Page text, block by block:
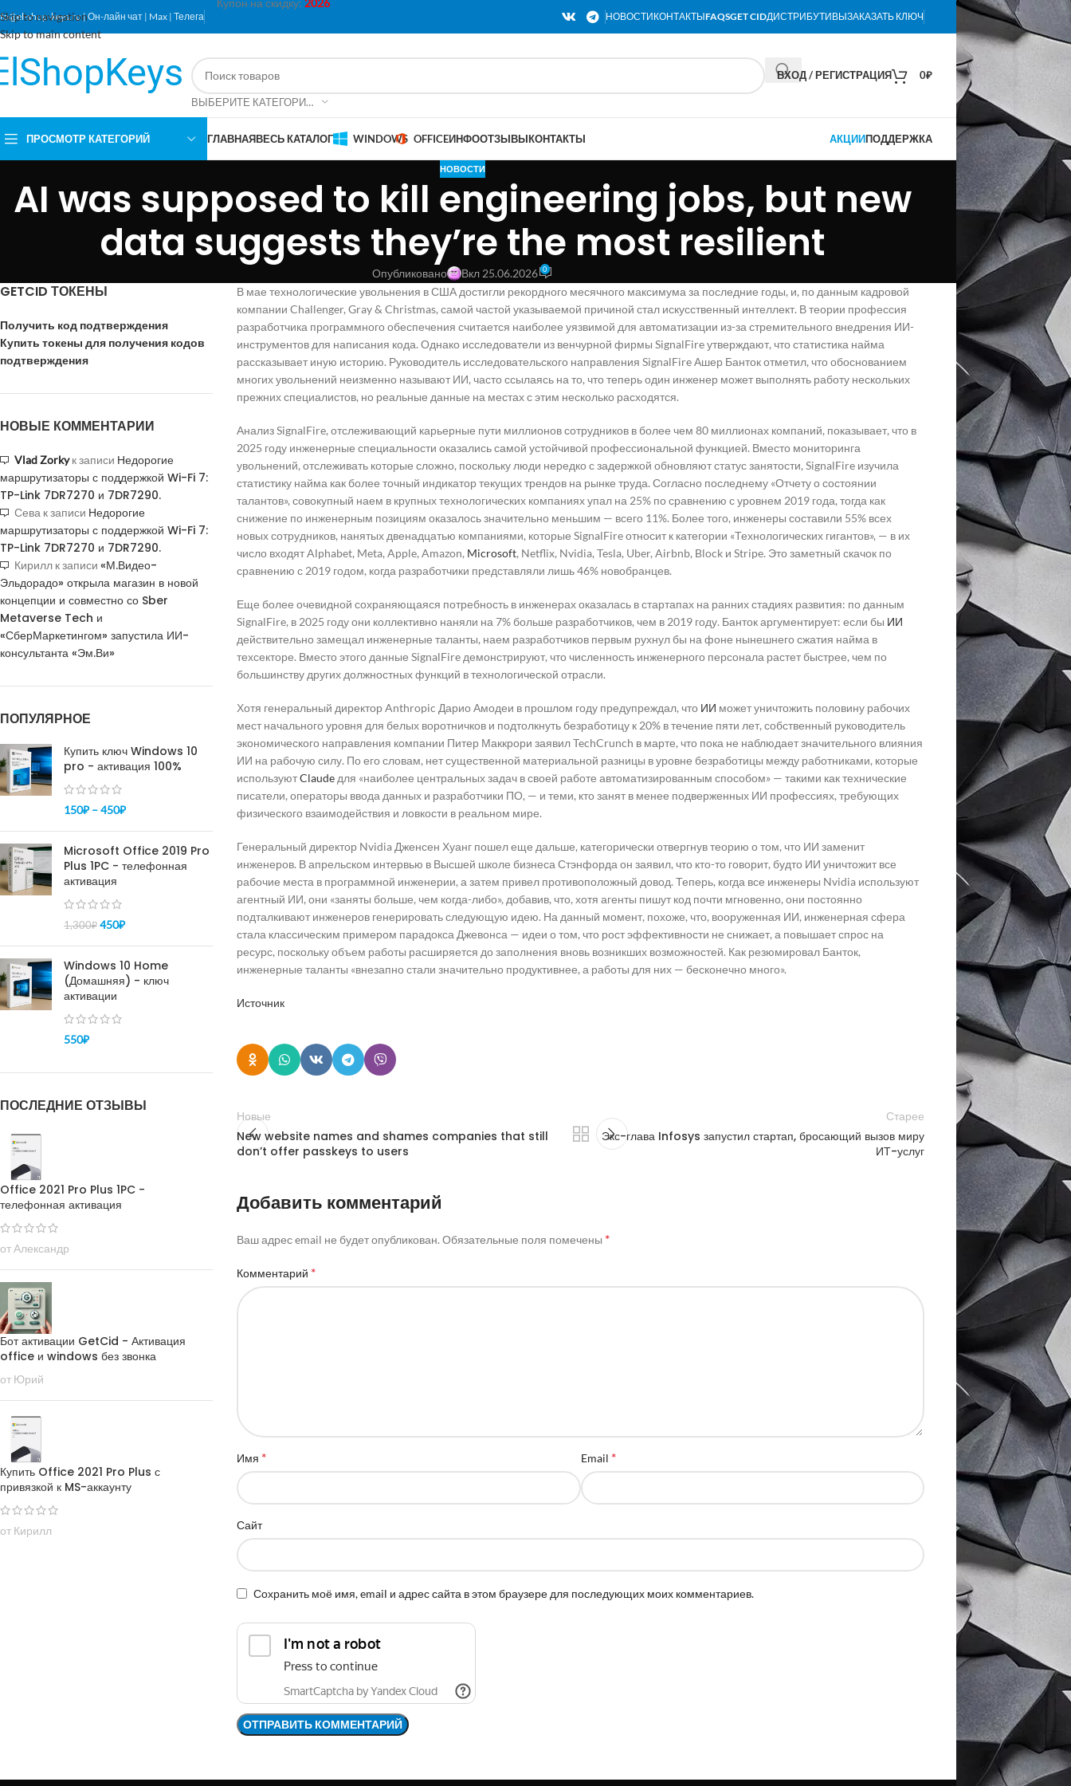
Skip to navigation
Skip to main content
shop-keys.ru|Он-лайн чат | Max | Телега НОВОСТИКОНТАКТЫFAQSGET CIDДИСТРИБУТИВЫЗАКАЗАТЬ КЛЮЧ
ВЫБЕРИТЕ КАТЕГОРИЮ
ВХОД / РЕГИСТРАЦИЯ 0₽
ПРОСМОТР КАТЕГОРИЙ ГЛАВНАЯВЕСЬ КАТАЛОГ WINDOWS OFFICEИНФООТЗЫВЫКОНТАКТЫ АКЦИИПОДДЕРЖКА
НОВОСТИ
AI was supposed to kill engineering jobs, but new
data suggests they’re the most resilient
Опубликовано Вкл 25.06.2026 0
GETCID ТОКЕНЫ
Получить код подтверждения
Купить токены для получения кодов
подтверждения
НОВЫЕ КОММЕНТАРИИ
Vlad Zorkyк записи Недорогие
маршрутизаторы с поддержкой Wi-Fi 7:
TP-Link 7DR7270 и 7DR7290.
Сева к записи Недорогие
маршрутизаторы с поддержкой Wi-Fi 7:
TP-Link 7DR7270 и 7DR7290.
Кирилл к записи «М.Видео-
Эльдорадо» открыла магазин в новой
концепции и совместно со Sber
Metaverse Tech и
«СберМаркетингом» запустила ИИ-
консультанта «Эм.Ви»
ПОПУЛЯРНОЕ
Купить ключ Windows 10
pro - активация 100%
150₽ –450₽
Microsoft Office 2019 Pro
Plus 1PC - телефонная
активация
1,300₽ 450₽
Windows 10 Home
(Домашняя) - ключ
активации
550₽
ПОСЛЕДНИЕ ОТЗЫВЫ
Office 2021 Pro Plus 1PC -
телефонная активация
от Александр
Бот активации GetCid - Активация
office и windows без звонка
от Юрий
Купить Office 2021 Pro Plus с
привязкой к MS-аккаунту
от Кирилл
В мае технологические увольнения в США достигли рекордного месячного максимума за последние годы, и, по данным кадровой
компании Challenger, Gray & Christmas, самой частой указываемой причиной стал искусственный интеллект. В теории профессия
разработчика программного обеспечения считается наиболее уязвимой для автоматизации из-за стремительного внедрения ИИ-
инструментов для написания кода. Однако исследователи из венчурной фирмы SignalFire утверждают, что статистика найма
рассказывает иную историю. Руководитель исследовательского направления SignalFire Ашер Банток отметил, что обоснованием
многих увольнений неизменно называют ИИ, часто ссылаясь на то, что теперь один инженер может выполнять работу нескольких
прежних специалистов, но реальные данные на местах с этим несколько расходятся.
Анализ SignalFire, отслеживающий карьерные пути миллионов сотрудников в более чем 80 миллионах компаний, показывает, что в
2025 году инженерные специальности оказались самой устойчивой профессиональной функцией. Вместо мониторинга
увольнений, отслеживать которые сложно, поскольку люди нередко с задержкой обновляют статус занятости, SignalFire изучила
статистику найма как более точный индикатор текущих трендов на рынке труда. Согласно последнему «Отчету о состоянии
талантов», совокупный наем в крупных технологических компаниях упал на 25% по сравнению с уровнем 2019 года, тогда как
снижение по инженерным позициям оказалось значительно меньшим — всего 11%. Более того, инженеры составили 55% всех
новых сотрудников, нанятых двенадцатью компаниями, которые SignalFire относит к категории «Технологических гигантов», — в их
число входят Alphabet, Meta, Apple, Amazon, Microsoft, Netflix, Nvidia, Tesla, Uber, Airbnb, Block и Stripe. Это заметный скачок по
сравнению с 2019 годом, когда разработчики представляли лишь 46% новобранцев.
Еще более очевидной сохраняющаяся потребность в инженерах оказалась в стартапах на ранних стадиях развития: по данным
SignalFire, в 2025 году они коллективно наняли на 7% больше разработчиков, чем в 2019 году. Банток аргументирует: если бы ИИ
действительно замещал инженерные таланты, наем разработчиков первым рухнул бы на фоне нынешнего сжатия найма в
техсекторе. Вместо этого данные SignalFire демонстрируют, что численность инженерного персонала растет быстрее, чем по
большинству других должностных функций в технологической отрасли.
Хотя генеральный директор Anthropic Дарио Амодеи в прошлом году предупреждал, что ИИ может уничтожить половину рабочих
мест начального уровня для белых воротничков и подтолкнуть безработицу к 20% в течение пяти лет, собственный руководитель
экономического направления компании Питер Маккрори заявил TechCrunch в марте, что пока не наблюдает значительного влияния
ИИ на рабочую силу. По его словам, нет существенной материальной разницы в уровне безработицы между работниками, которые
используютClaude для «наиболее центральных задач в своей работе автоматизированным способом» — такими как технические
писатели, операторы ввода данных и разработчики ПО, — и теми, кто занят в менее подверженных ИИ профессиях, требующих
физического взаимодействия и ловкости в реальном мире.
Генеральный директор Nvidia Дженсен Хуанг пошел еще дальше, категорически отвергнув теорию о том, что ИИ заменит
инженеров. В апрельском интервью в Высшей школе бизнеса Стэнфорда он заявил, что кто-то говорит, будто ИИ уничтожит все
рабочие места в программной инженерии, а затем привел противоположный довод. Теперь, когда все инженеры Nvidia используют
агентный ИИ, они «заняты больше, чем когда-либо», добавив, что, хотя агенты пишут код почти мгновенно, они постоянно
подталкивают инженеров генерировать следующую идею. На данный момент, похоже, что, вооруженная ИИ, инженерная сфера
стала классическим примером парадокса Джевонса — идеи о том, что рост эффективности не снижает, а повышает спрос на
ресурс, поскольку объем работы расширяется до заполнения вновь возникших возможностей. Как резюмировал Банток,
инженерные таланты «внезапно стали значительно продуктивнее, а работы для них — бесконечно много».
Источник
Новые
New website names and shames companies that still
don’t offer passkeys to users
Старее
Экс-глава Infosys запустил стартап, бросающий вызов миру
ИТ-услуг
Добавить комментарий
Ваш адрес email не будет опубликован. Обязательные поля помечены *
Комментарий *
Имя * Email *
Сайт
Сохранить моё имя, email и адрес сайта в этом браузере для последующих моих комментариев.